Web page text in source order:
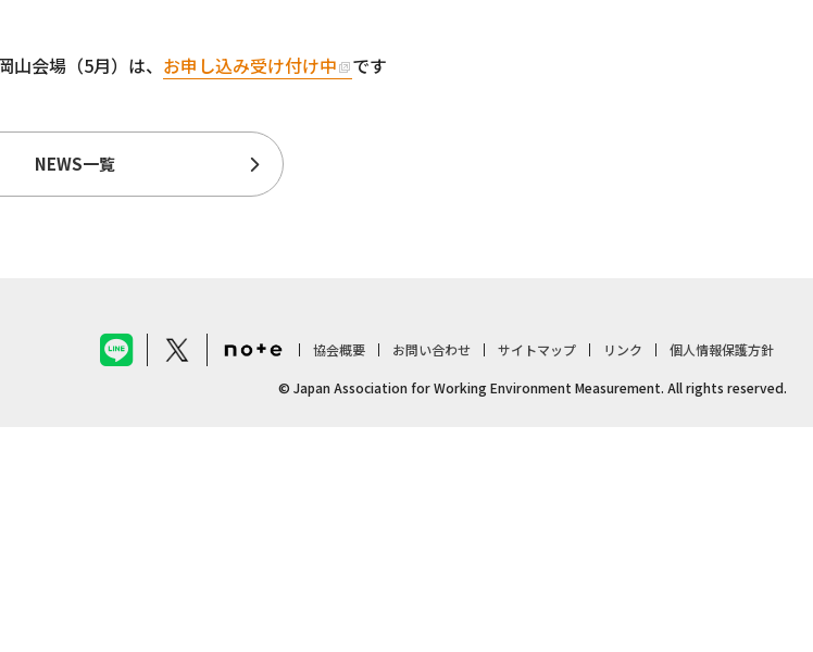
山会場（5月）は、 お申し込み受け付け中 です
NEWS一覧
協会概要 お問い合わせ サイトマップ リンク 個人情報保護方針
© Japan Association for Working Environment Measurement. All rights reserved.